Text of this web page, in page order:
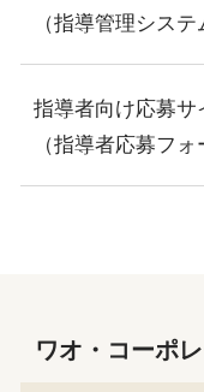
（指導管理システ
指導者向け応募サ
（指導者応募フォ
ワオ・コーポ